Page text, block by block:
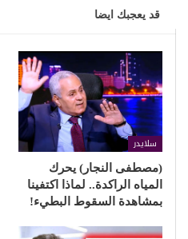
قد يعجبك ايضا
سلايدر
(مصطفى النجار) يحرك
المياه الراكدة.. لماذا اكتفينا
بمشاهدة السقوط البطيء!